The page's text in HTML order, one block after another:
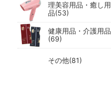
理美容用品・癒し用
品(53)
健康用品・介護用品
(69)
その他(81)